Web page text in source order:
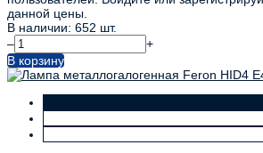
данной цены.
В наличии: 652 шт.
–
+
В корзину